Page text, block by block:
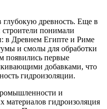
глубокую древность. Еще в
строители понимали
в Древнем Египте и Риме
и смолы для обработки
появились первые
добавками, что
гидроизоляции.
и
материалов гидроизоляция